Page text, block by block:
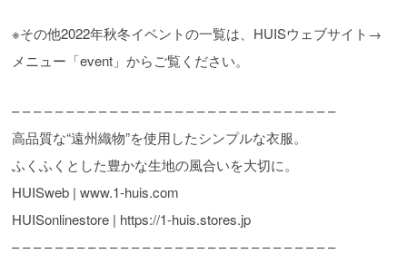
※その他2022年秋冬イベントの一覧は、HUISウェブサイト→
メニュー「event」からご覧ください。
– – – – – – – – – – – – – – – – – – – – – – – – – – – – – –
高品質な“遠州織物”を使用したシンプルな衣服。
ふくふくとした豊かな生地の風合いを大切に。
HUISweb | www.1-huis.com
HUISonlinestore | https://1-huis.stores.jp
– – – – – – – – – – – – – – – – – – – – – – – – – – – – – –